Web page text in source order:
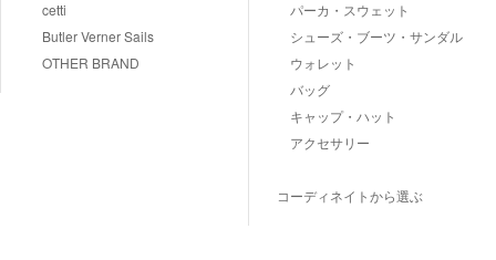
cetti
Butler Verner Sails
OTHER BRAND
パーカ・スウェット
シューズ・ブーツ・サンダル
ウォレット
バッグ
キャップ・ハット
アクセサリー
コーディネイトから選ぶ